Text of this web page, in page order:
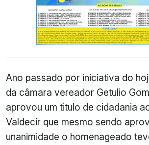
Ano passado por iniciativa do
da câmara vereador Getulio
aprovou um titulo de cidadania
Valdecir que mesmo sendo
unanimidade o homenageado